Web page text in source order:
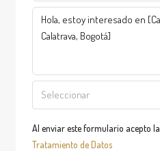
Seleccionar
Al enviar este formulario acepto la
Tratamiento de Datos